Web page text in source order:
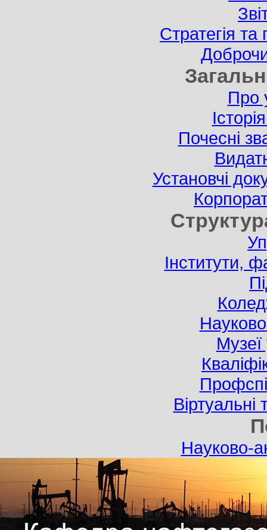
Стратегія
Про
Почесні
Установчі
Інститути,
Музеї
Віртуальні
Науково-